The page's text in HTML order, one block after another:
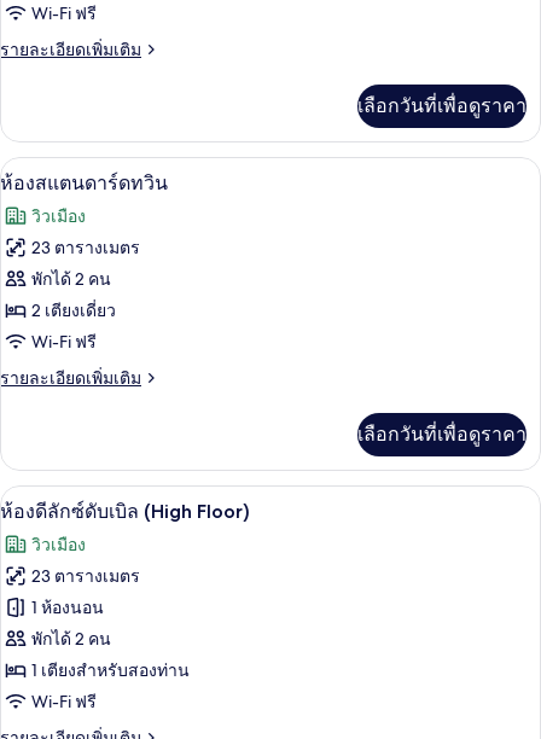
สแตนดาร์ด
ดับเบิล
Wi-Fi ฟรี
รายละเอียดเพิ่มเติม
ราย
เกี่ยว
กับ
ห้อง
ดับเบิล
เลือกวันที่เพื่อดูราคา
เปิด
ภาพถ่าย
ทั้งหมด
ของ
ห้อง
สแตนดาร์ด
ทวิน
เครื่องนอนระดับพรีเมียม, ตู้นิรภัยในห้
10
ห้องสแตนดาร์ดทวิน
วิวเมือง
23 ตารางเมตร
พักได้ 2 คน
2 เตียงเดี่ยว
Wi-Fi ฟรี
รายละเอียดเพิ่มเติม
ราย
เกี่ยว
กับ
ห้อง
ทวิ
น
เลือกวันที่เพื่อดูราคา
เปิด
ภาพถ่าย
ทั้งหมด
ของ
ห้อง
ดี
ลัก
เครื่องนอนระดับพรีเมียม, ตู้นิรภัยในห้
9
ห้องดีลักซ์ดับเบิล (High Floor)
วิวเมือง
23 ตารางเมตร
1 ห้องนอน
พักได้ 2 คน
1 เตียงสำหรับสองท่าน
Wi-Fi ฟรี